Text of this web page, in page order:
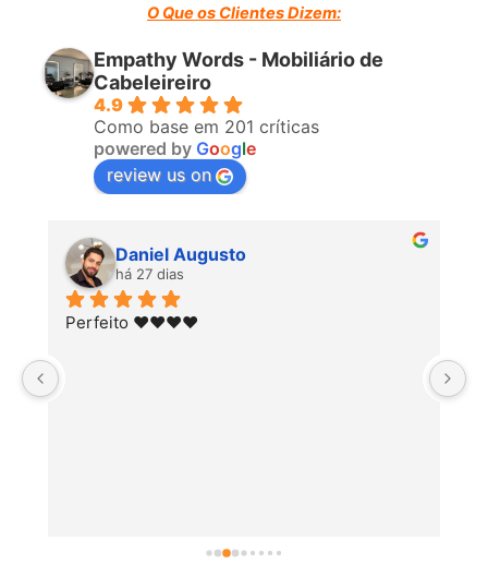
O Que os Clientes Dizem:
Empathy Words - Mobiliário de
Cabeleireiro
4.9
Como base em 201 críticas
powered by Google
review us on
Daniel Augusto
há 27 dias
Perfeito ♥️♥️♥️♥️